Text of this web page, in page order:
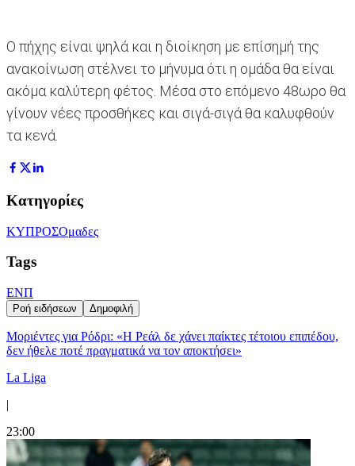
Ο πήχης είναι ψηλά και η διοίκηση με επίσημή της
ανακοίνωση στέλνει το μήνυμα ότι η ομάδα θα είναι
ακόμα καλύτερη φέτος. Μέσα στο επόμενο 48ωρο θα
γίνουν νέες προσθήκες και σιγά-σιγά θα καλυφθούν
τα κενά.
Κατηγορίες
ΚΥΠΡΟΣΟμαδες
Tags
ΕΝΠ
Ροή ειδήσεων Δημοφιλή
Μοριέντες για Ρόδρι: «Η Ρεάλ δε χάνει παίκτες τέτοιου επιπέδου,
δεν ήθελε ποτέ πραγματικά να τον αποκτήσει»
La Liga
|
23:00